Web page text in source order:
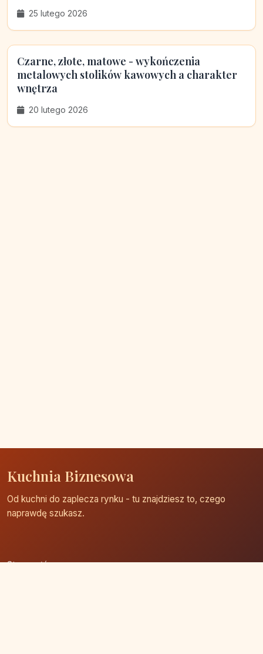
25 lutego 2026
Czarne, złote, matowe - wykończenia
metalowych stolików kawowych a charakter
wnętrza
20 lutego 2026
Kuchnia Biznesowa
Od kuchni do zaplecza rynku - tu znajdziesz to, czego
naprawdę szukasz.
Strona główna